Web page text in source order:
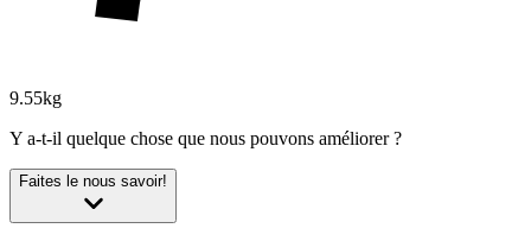
9.55kg
Y a-t-il quelque chose que nous pouvons améliorer ?
Faites le nous savoir!